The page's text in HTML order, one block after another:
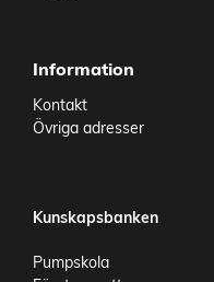
Information
Kontakt
Övriga adresser
Kunskapsbanken
Pumpskola